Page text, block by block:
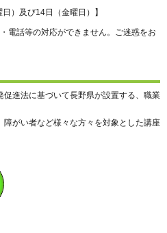
）及び14日（金曜日）】
電話等の対応ができません。ご迷惑をお
進法に基づいて長野県が設置する、職業
がい者など様々な方々を対象とした講座